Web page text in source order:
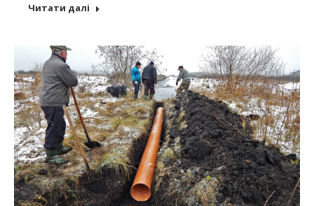
Читати далі